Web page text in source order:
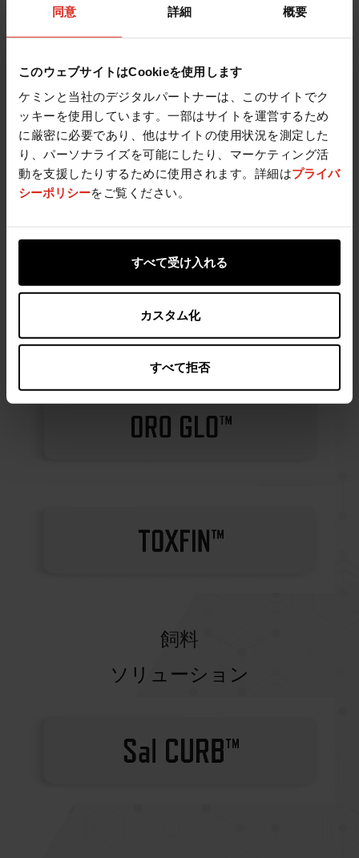
同意 詳細 概要
このウェブサイトはCookieを使用します
ケミンと当社のデジタルパートナーは、このサイトでク
ッキーを使用しています。一部はサイトを運営するため
に厳密に必要であり、他はサイトの使用状況を測定した
り、パーソナライズを可能にしたり、マーケティング活
動を支援したりするために使用されます。詳細はプライバ
シーポリシーをご覧ください。
すべて受け入れる
カスタム化
すべて拒否
飼料
ソリューション